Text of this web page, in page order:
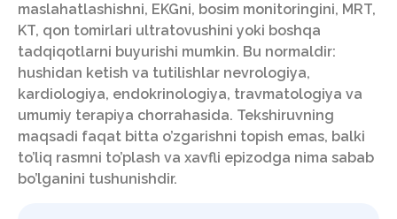
maslahatlashishni, EKGni, bosim monitoringini, MRT,
KT, qon tomirlari ultratovushini yoki boshqa
tadqiqotlarni buyurishi mumkin. Bu normaldir:
hushidan ketish va tutilishlar nevrologiya,
kardiologiya, endokrinologiya, travmatologiya va
umumiy terapiya chorrahasida. Tekshiruvning
maqsadi faqat bitta o’zgarishni topish emas, balki
to’liq rasmni to’plash va xavfli epizodga nima sabab
bo’lganini tushunishdir.